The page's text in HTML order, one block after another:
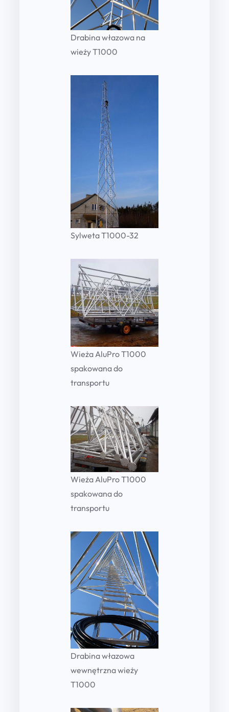
Drabina włazowa na
wieży T1000
Sylweta T1000-32
Wieża AluPro T1000
spakowana do
transportu
Wieża AluPro T1000
spakowana do
transportu
Drabina włazowa
wewnętrzna wieży
T1000